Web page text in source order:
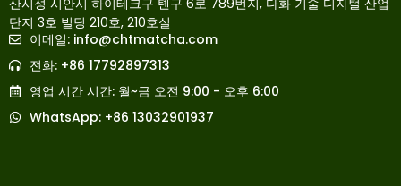
단지 3호 빌딩 210호, 210호실
이메일: info@chtmatcha.com
전화: +86 17792897313
영업 시간 시간: 월~금 오전 9:00 - 오후 6:00
WhatsApp: +86 13032901937
Russian
French
Japanese